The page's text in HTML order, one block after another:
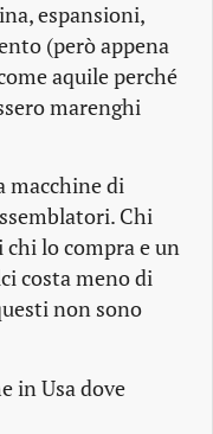
espansioni,
(però appena
aquile perché
marenghi
macchine di
Chi
lo compra e un
costa meno di
non sono
in Usa dove